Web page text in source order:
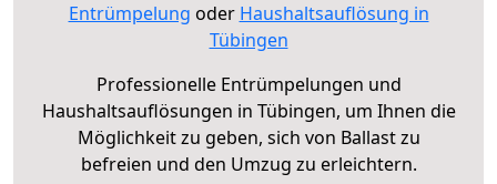
Entrümpelung oder Haushaltsauflösung in
Tübingen
Professionelle Entrümpelungen und
Haushaltsauflösungen in Tübingen, um Ihnen die
Möglichkeit zu geben, sich von Ballast zu
befreien und den Umzug zu erleichtern.